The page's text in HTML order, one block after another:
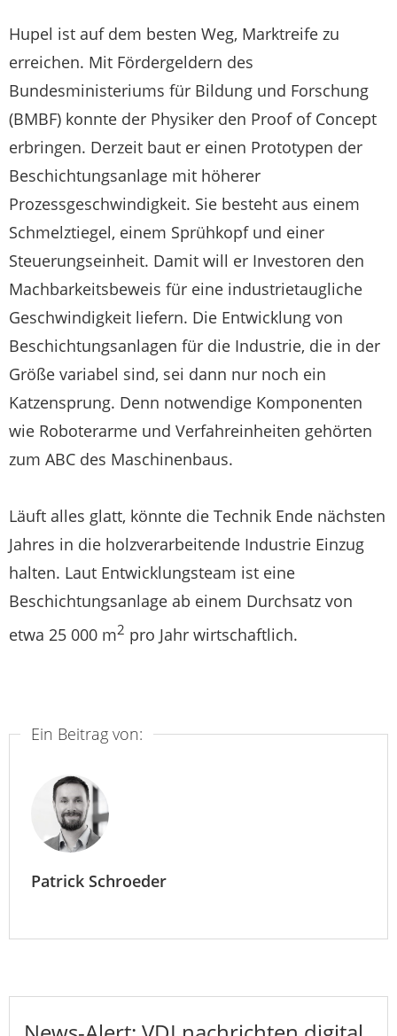
Hupel ist auf dem besten Weg, Marktreife zu
erreichen. Mit Fördergeldern des
Bundesministeriums für Bildung und Forschung
(BMBF) konnte der Physiker den Proof of Concept
erbringen. Derzeit baut er einen Prototypen der
Beschichtungsanlage mit höherer
Prozessgeschwindigkeit. Sie besteht aus einem
Schmelztiegel, einem Sprühkopf und einer
Steuerungseinheit. Damit will er Investoren den
Machbarkeitsbeweis für eine industrietaugliche
Geschwindigkeit liefern. Die Entwicklung von
Beschichtungsanlagen für die Industrie, die in der
Größe variabel sind, sei dann nur noch ein
Katzensprung. Denn notwendige Komponenten
wie Roboterarme und Verfahreinheiten gehörten
zum ABC des Maschinenbaus.
Läuft alles glatt, könnte die Technik Ende nächsten
Jahres in die holzverarbeitende Industrie Einzug
halten. Laut Entwicklungsteam ist eine
Beschichtungsanlage ab einem Durchsatz von
etwa 25 000 m2 pro Jahr wirtschaftlich.
Ein Beitrag von:
Patrick Schroeder